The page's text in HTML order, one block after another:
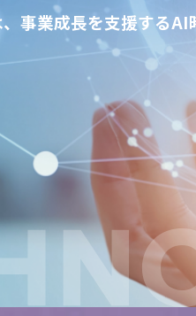
事業成長を支援するAI
ニューアル
クマミるAI
10分で導入可
メラでクマ被
体向けシステ
リリース
ールディングス・btobeeに
について
クマミるAI」が展示会「地